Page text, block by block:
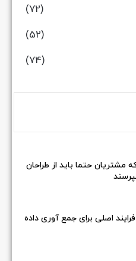
مشتریان حتما باید از طراحان
اصلی برای جمع آوری داده